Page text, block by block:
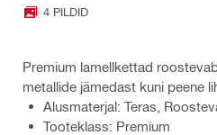
4 PILDID
Premium lamellkettad
metallide jämedast kuni peene
Alusmaterjal: Teras,
Tooteklass: Premium